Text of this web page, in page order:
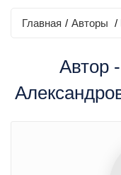
Главная / Авторы /
Автор